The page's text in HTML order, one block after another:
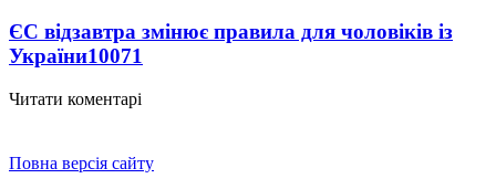
ЄС відзавтра змінює правила для чоловіків із
України10071
Читати коментарі
Повна версія сайту